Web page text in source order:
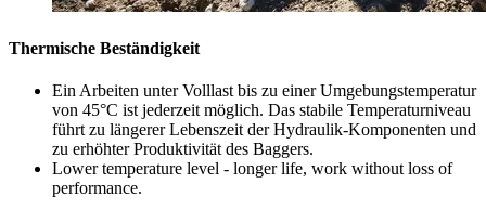
Thermische Beständigkeit
Ein Arbeiten unter Volllast bis zu einer Umgebungstemperatur
von 45°C ist jederzeit möglich. Das stabile Temperaturniveau
führt zu längerer Lebenszeit der Hydraulik-Komponenten und
zu erhöhter Produktivität des Baggers.
Lower temperature level - longer life, work without loss of
performance.